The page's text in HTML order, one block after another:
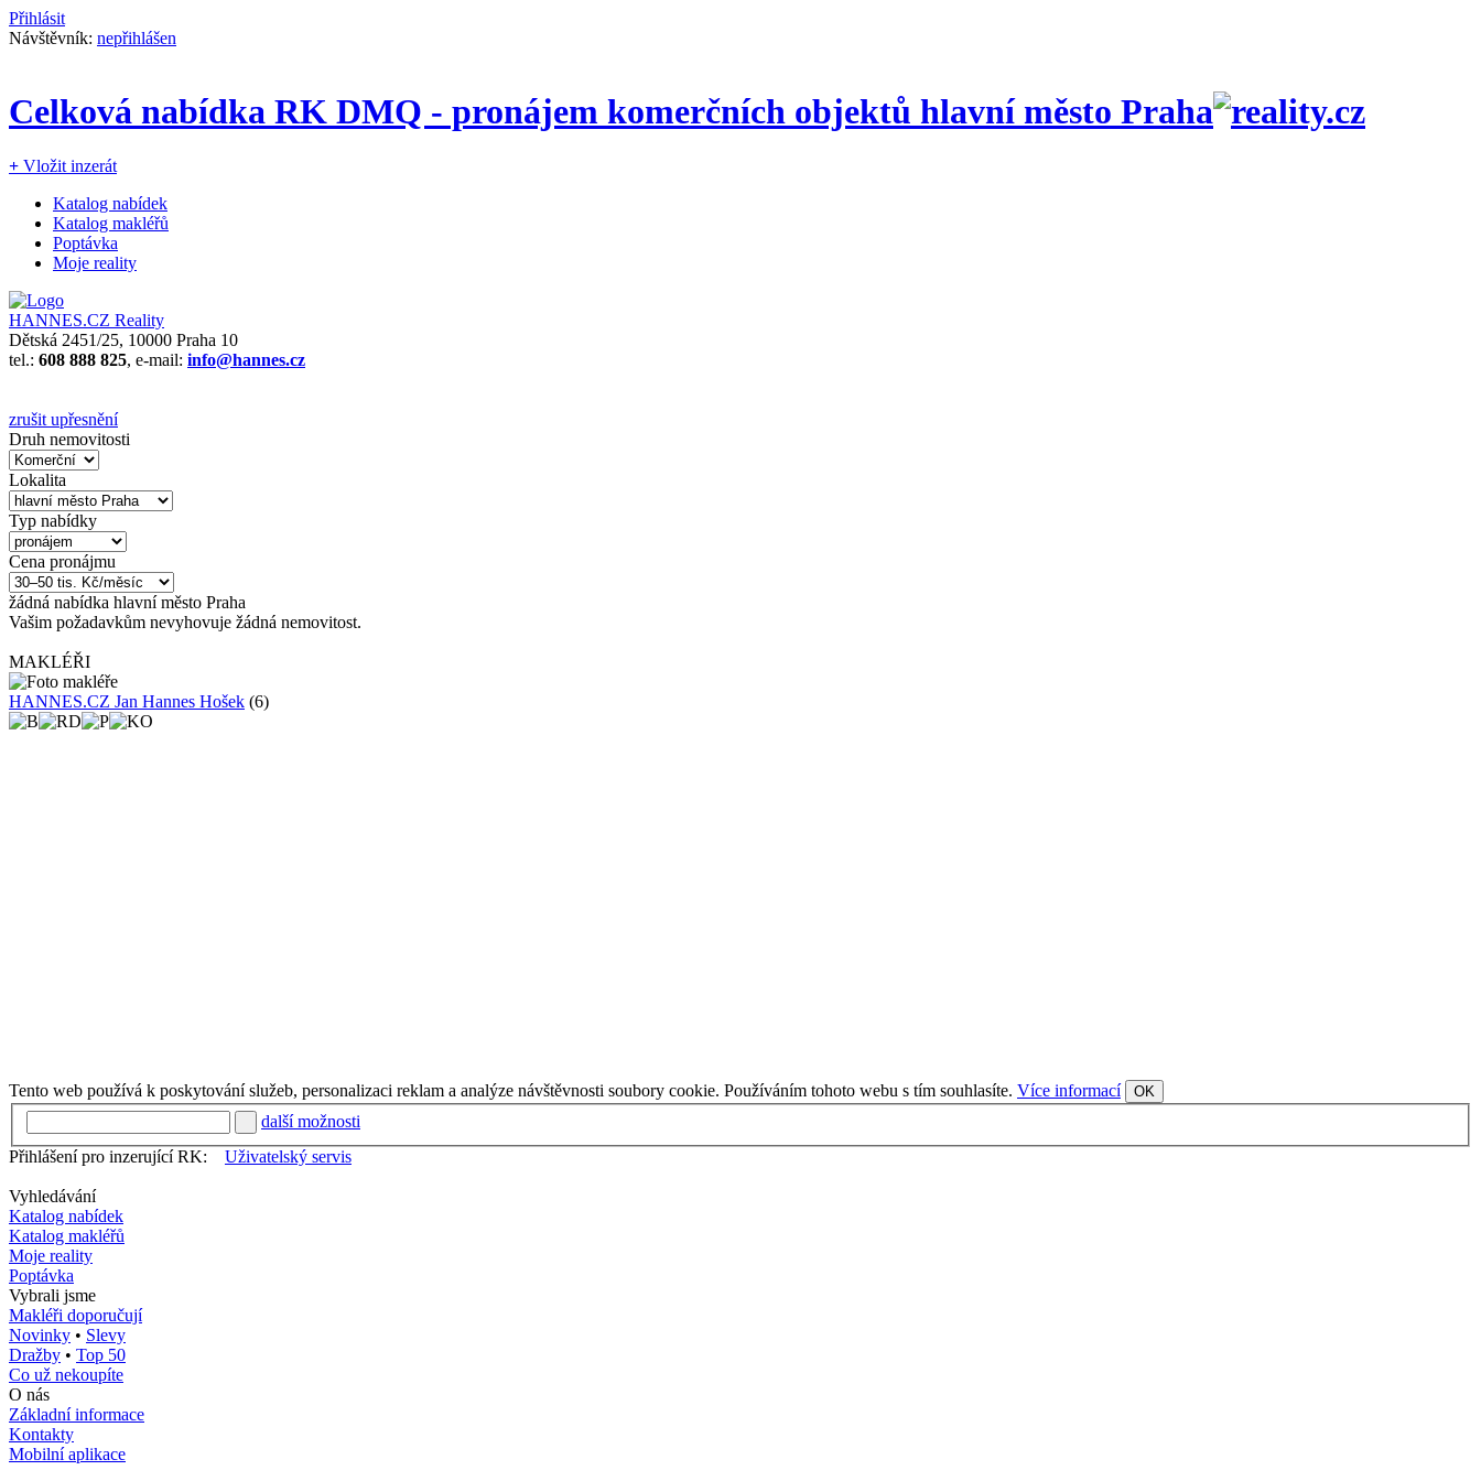
Přihlásit
Návštěvník: nepřihlášen
Celková nabídka RK DMQ - pronájem komerčních objektů hlavní město Praha
+ Vložit inzerát
Katalog nabídek
Katalog makléřů
Poptávka
Moje reality
HANNES.CZ Reality
Dětská 2451/25, 10000 Praha 10
tel.: 608 888 825, e-mail: info@hannes.cz
zrušit upřesnění
Druh nemovitosti
Lokalita
Typ nabídky
Cena pronájmu
žádná nabídka hlavní město Praha
Vašim požadavkům nevyhovuje žádná nemovitost.
MAKLÉŘI
HANNES.CZ Jan Hannes Hošek (6)
Tento web používá k poskytování služeb, personalizaci reklam a analýze návštěvnosti soubory cookie. Používáním tohoto webu s tím souhlasíte. Více informací OK
další možnosti
Přihlášení pro inzerující RK:
Uživatelský servis
Vyhledávání
Katalog nabídek
Katalog makléřů
Moje reality
Poptávka
Vybrali jsme
Makléři doporučují
Novinky • Slevy
Dražby • Top 50
Co už nekoupíte
O nás
Základní informace
Kontakty
Mobilní aplikace